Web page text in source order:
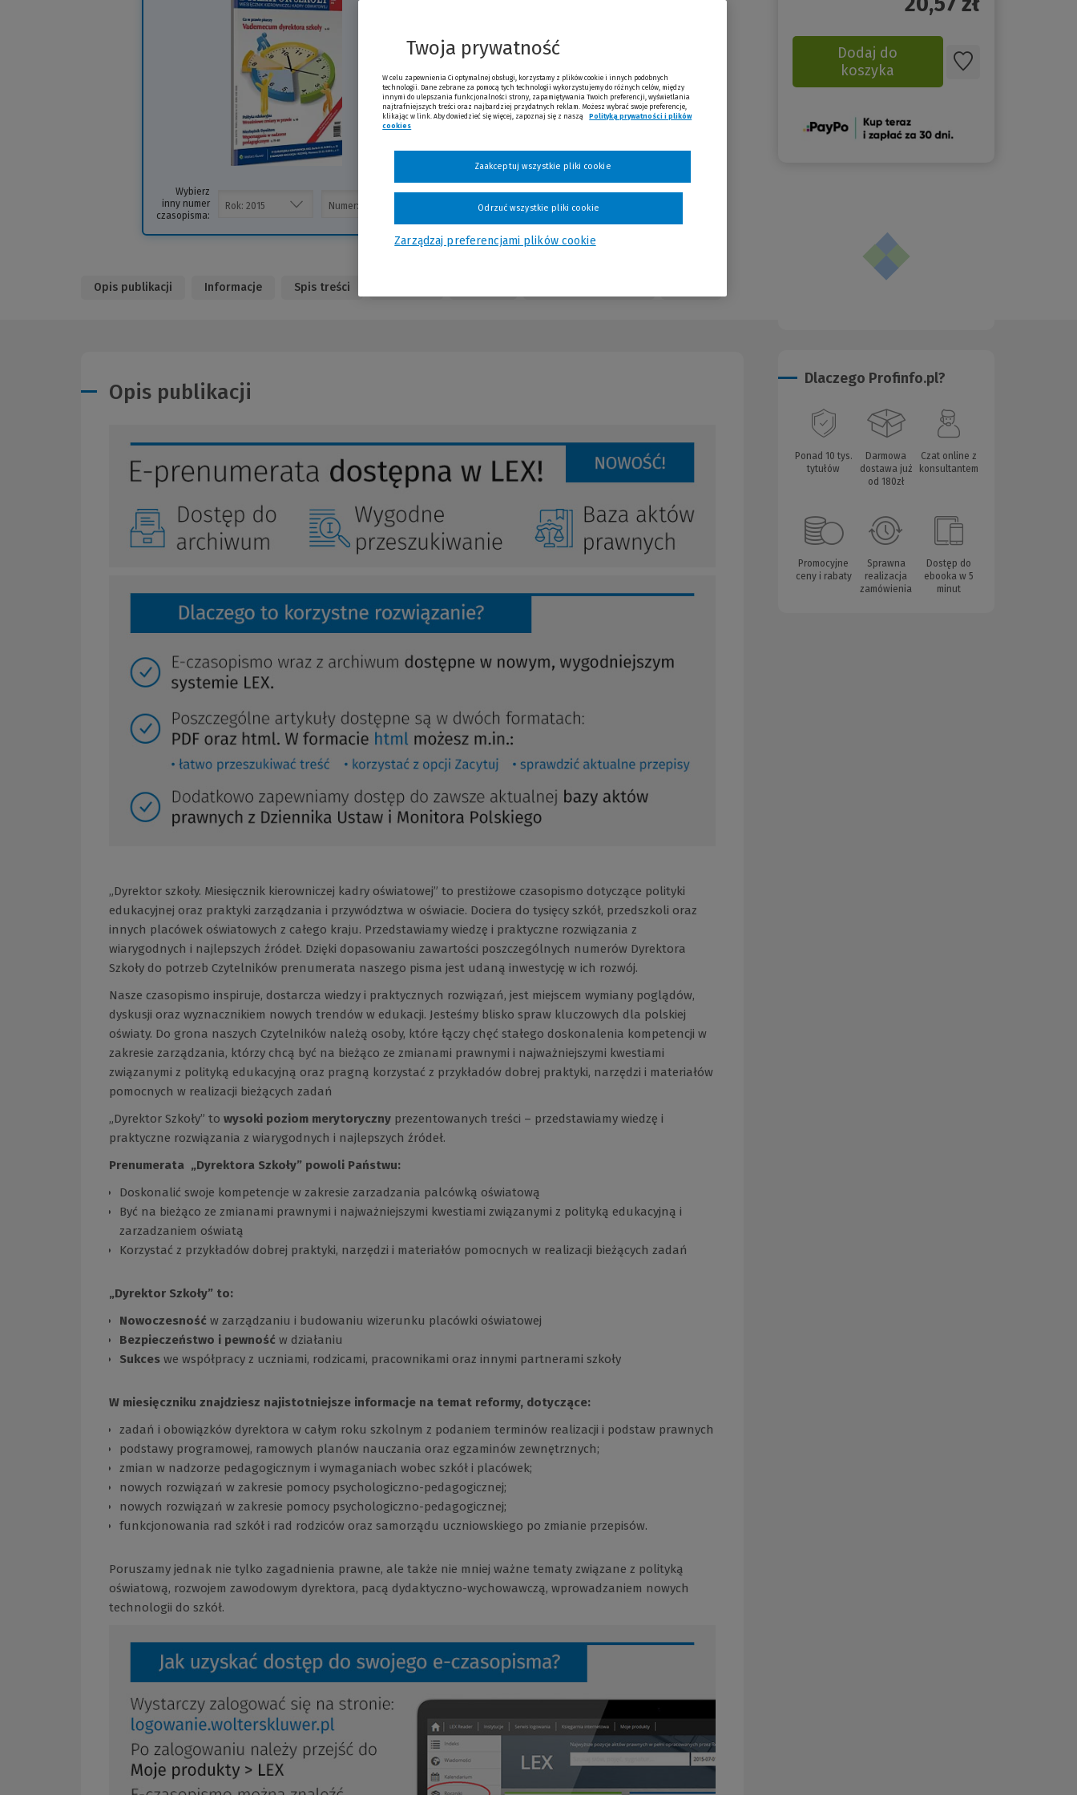
Wybierz
inny numer
czasopisma:
Opis publikacji Informacje Spis treści
Opis publikacji
„Dyrektor szkoły. Miesięcznik kierowniczej kadry oświatowej” to prestiżowe czasopismo dotyczące polityki
edukacyjnej oraz praktyki zarządzania i przywództwa w oświacie. Dociera do tysięcy szkół, przedszkoli oraz
innych placówek oświatowych z całego kraju. Przedstawiamy wiedzę i praktyczne rozwiązania z
wiarygodnych i najlepszych źródeł. Dzięki dopasowaniu zawartości poszczególnych numerów Dyrektora
Szkoły do potrzeb Czytelników prenumerata naszego pisma jest udaną inwestycję w ich rozwój.
Nasze czasopismo inspiruje, dostarcza wiedzy i praktycznych rozwiązań, jest miejscem wymiany poglądów,
dyskusji oraz wyznacznikiem nowych trendów w edukacji. Jesteśmy blisko spraw kluczowych dla polskiej
oświaty. Do grona naszych Czytelników należą osoby, które łączy chęć stałego doskonalenia kompetencji w
zakresie zarządzania, którzy chcą być na bieżąco ze zmianami prawnymi i najważniejszymi kwestiami
związanymi z polityką edukacyjną oraz pragną korzystać z przykładów dobrej praktyki, narzędzi i materiałów
pomocnych w realizacji bieżących zadań
„Dyrektor Szkoły” to wysoki poziom merytoryczny prezentowanych treści – przedstawiamy wiedzę i
praktyczne rozwiązania z wiarygodnych i najlepszych źródeł.
Prenumerata „Dyrektora Szkoły” powoli Państwu:
Doskonalić swoje kompetencje w zakresie zarzadzania palcówką oświatową
Być na bieżąco ze zmianami prawnymi i najważniejszymi kwestiami związanymi z polityką edukacyjną i
zarzadzaniem oświatą
Korzystać z przykładów dobrej praktyki, narzędzi i materiałów pomocnych w realizacji bieżących zadań
„Dyrektor Szkoły” to:
Nowoczesność w zarządzaniu i budowaniu wizerunku placówki oświatowej
Bezpieczeństwo i pewność w działaniu
Sukces we współpracy z uczniami, rodzicami, pracownikami oraz innymi partnerami szkoły
W miesięczniku znajdziesz najistotniejsze informacje na temat reformy, dotyczące:
zadań i obowiązków dyrektora w całym roku szkolnym z podaniem terminów realizacji i podstaw prawnych
podstawy programowej, ramowych planów nauczania oraz egzaminów zewnętrznych;
zmian w nadzorze pedagogicznym i wymaganiach wobec szkół i placówek;
nowych rozwiązań w zakresie pomocy psychologiczno-pedagogicznej;
nowych rozwiązań w zakresie pomocy psychologiczno-pedagogicznej;
funkcjonowania rad szkół i rad rodziców oraz samorządu uczniowskiego po zmianie przepisów.
Poruszamy jednak nie tylko zagadnienia prawne, ale także nie mniej ważne tematy związane z polityką
oświatową, rozwojem zawodowym dyrektora, pacą dydaktyczno-wychowawczą, wprowadzaniem nowych
technologii do szkół.
Dodaj do
koszyka
(Nowe
Dlaczego Profinfo.pl?
Ponad 10 tys.
tytułów
Darmowa
dostawa już
od 180zł
Czat online z
konsultantem
Promocyjne
ceny i rabaty
Sprawna
realizacja
zamówienia
Dostęp do
ebooka w 5
minut
Twoja prywatność
W celu zapewnienia Ci optymalnej obsługi, korzystamy z plików cookie i innych podobnych
technologii. Dane zebrane za pomocą tych technologii wykorzystujemy do różnych celów, między
innymi do ulepszania funkcjonalności strony, zapamiętywania Twoich preferencji, wyświetlania
najtrafniejszych treści oraz najbardziej przydatnych reklam. Możesz wybrać swoje preferencje,
klikając w link. Aby dowiedzieć się więcej, zapoznaj się z naszą
Polityką prywatności i plików
cookies
Zarządzaj preferencjami plików cookie
Odrzuć wszystkie pliki cookie
Zaakceptuj wszystkie pliki cookie